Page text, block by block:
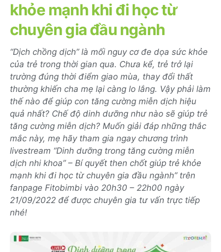
khỏe mạnh khi đi học từ
chuyên gia đầu ngành
“Dịch chồng dịch” là mối nguy cơ đe dọa sức khỏe
của trẻ trong thời gian qua. Chưa kể, trẻ trở lại
trường đúng thời điểm giao mùa, thay đổi thất
thường khiến cha mẹ lại càng lo lắng. Vậy phải làm
thế nào để giúp con tăng cường miễn dịch hiệu
quả nhất? Chế độ dinh dưỡng như nào sẽ giúp trẻ
tăng cường miễn dịch? Muốn giải đáp những thắc
mắc này, mẹ hãy tham gia ngay chương trình
livestream “Dinh dưỡng trong tăng cường miễn
dịch nhi khoa” – Bí quyết then chốt giúp trẻ khỏe
mạnh khi đi học từ chuyên gia đầu ngành” trên
fanpage Fitobimbi vào 20h30 – 22h00 ngày
21/09/2022 để được chuyên gia tư vấn trực tiếp
nhé!